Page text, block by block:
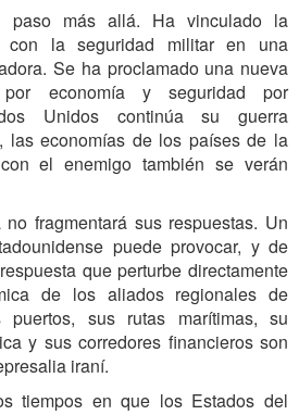
más allá. Ha vinculado la
con la seguridad militar en una
Se ha proclamado una nueva
por economía y seguridad por
Unidos continúa su guerra
las economías de los países de la
el enemigo también se verán
fragmentará sus respuestas. Un
puede provocar, y de
que perturbe directamente
de los aliados regionales de
puertos, sus rutas marítimas, su
y sus corredores financieros son
iraní.
tiempos en que los Estados del